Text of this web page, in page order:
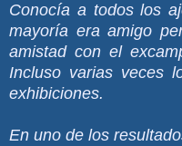
Conocía a todos los
mayoría era amigo
amistad con el
Incluso varias veces
exhibiciones.
En uno de los